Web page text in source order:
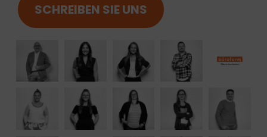
SCHREIBEN SIE UNS